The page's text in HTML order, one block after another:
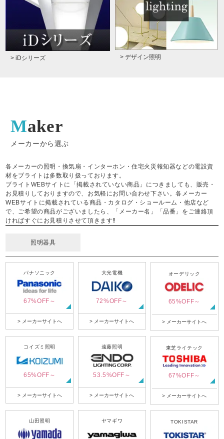
> iDシリーズ > デザイン照明
Maker
メーカーから選ぶ
各メーカーの照明・換気扇・インターホン・住宅火災報知器などの電設資
材をブライトは多数取り扱っております。
ブライトWEBサイトに「掲載されていない商品」につきましても、販売・
お見積りしておりますので、お気軽にお問い合わせ下さい。各メーカー
WEBサイトに掲載されている商品・カタログ・ショールーム・他店など
で、ご希望の商品がございましたら、「メーカー名」「品番」をご連絡頂
ければすぐにお見積りさせて頂きます‼
照明器具
パナソニック
67%OFF～
> メーカーサイトへ
大光電機
72%OFF～
> メーカーサイトへ
オーデリック
65%OFF～
> メーカーサイトへ
コイズミ照明
65%OFF～
> メーカーサイトへ
遠藤照明
53.5%OFF～
> メーカーサイトへ
東芝ライテック
67%OFF～
> メーカーサイトへ
山田照明 ヤマギワ TOKISTAR